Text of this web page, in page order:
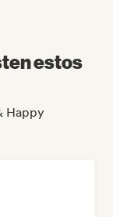
estos
Happy